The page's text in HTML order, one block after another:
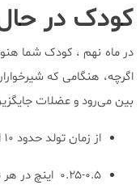
کودک در
در ماه نهم ، کودک شما
اگرچه، هنگامی که
بین می‌رود و عضلات
از زمان تولد حدود ۱۰ اینچ رشد قدی داشته است.
۰.۲۵-۰.۵ اینچ در هر ماه افزایش دور سر داشته است.